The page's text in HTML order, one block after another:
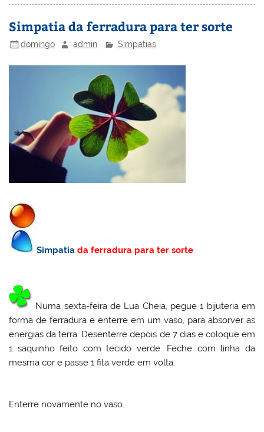
st dI
n
b
o
o
k
o
M
ai
l
Simpatia da ferradura para ter sorte
domingo admin Simpatias
Simpatia da ferradura para ter sorte
Numa sexta-feira de Lua Cheia, pegue 1 bijuteria em
forma de ferradura e enterre em um vaso, para absorver as
energias da terra. Desenterre depois de 7 dias e coloque em
1 saquinho feito com tecido verde. Feche com linha da
mesma cor e passe 1 fita verde em volta.
Enterre novamente no vaso.